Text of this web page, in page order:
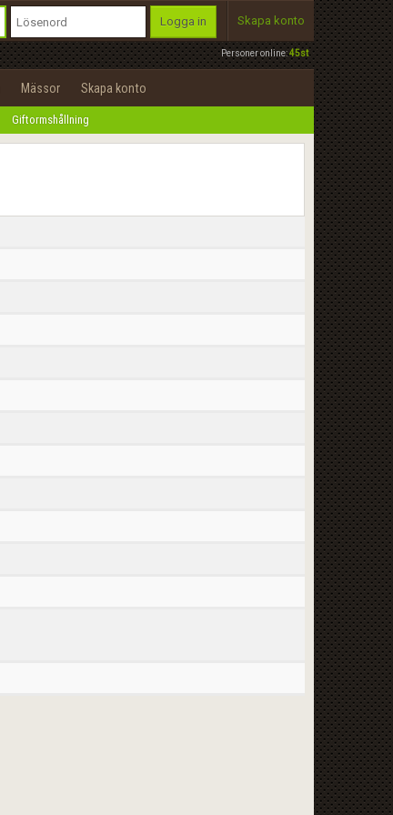
Personer online:45st
Logga in Skapa konto
Mässor Skapa konto
Giftormshållning